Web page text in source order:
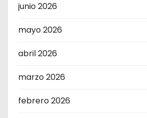
junio 2026
mayo 2026
abril 2026
marzo 2026
febrero 2026